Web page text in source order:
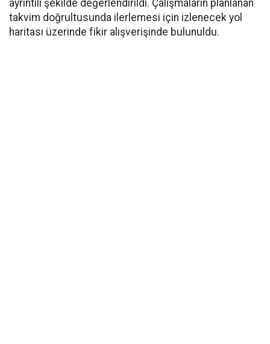
ayrıntılı şekilde değerlendirildi. Çalışmaların planlanan
takvim doğrultusunda ilerlemesi için izlenecek yol
haritası üzerinde fikir alışverişinde bulunuldu.